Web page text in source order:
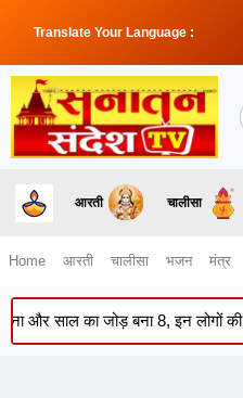
Translate Your Language :
आरती चालीसा
Home आरती चालीसा भजन मंत्र
साल का जोड़ बना 8, इन लोगों की